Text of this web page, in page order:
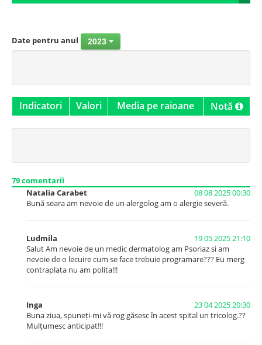
Date pentru anul 2023
Indicatori Valori Media pe raioane Notă
79comentarii
Natalia Carabet
08 08 2025 00:30
Bună seara am nevoie de un alergolog am o alergie severă.
Ludmila
19 05 2025 21:10
Salut Am nevoie de un medic dermatolog am Psoriaz si am
nevoie de o lecuire cum se face trebuie programare??? Eu merg
contraplata nu am polita!!!
Inga
23 04 2025 20:30
Buna ziua, spuneți-mi vă rog găsesc în acest spital un tricolog.??
Mulțumesc anticipat!!!